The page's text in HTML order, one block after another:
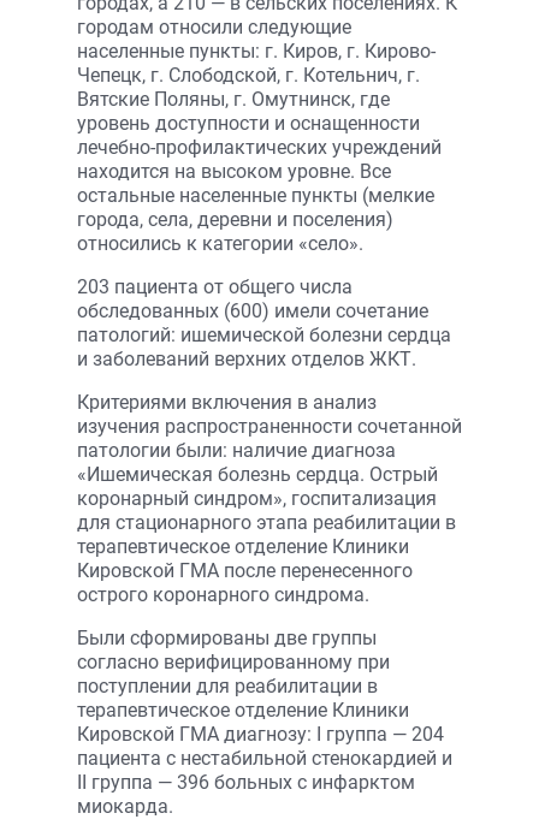
городам относили следующие
населенные пункты: г. Киров, г. Кирово-
Чепецк, г. Слободской, г. Котельнич, г.
Вятские Поляны, г. Омутнинск, где
уровень доступности и оснащенности
лечебно-профилактических учреждений
находится на высоком уровне. Все
остальные населенные пункты (мелкие
города, села, деревни и поселения)
относились к категории «село».
203 пациента от общего числа
обследованных (600) имели сочетание
патологий: ишемической болезни сердца
и заболеваний верхних отделов ЖКТ.
Критериями включения в анализ
изучения распространенности сочетанной
патологии были: наличие диагноза
«Ишемическая болезнь сердца. Острый
коронарный синдром», госпитализация
для стационарного этапа реабилитации в
терапевтическое отделение Клиники
Кировской ГМА после перенесенного
острого коронарного синдрома.
Были сформированы две группы
согласно верифицированному при
поступлении для реабилитации в
терапевтическое отделение Клиники
Кировской ГМА диагнозу: I группа — 204
пациента с нестабильной стенокардией и
II группа — 396 больных с инфарктом
миокарда.